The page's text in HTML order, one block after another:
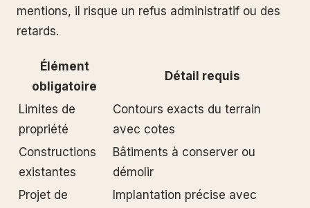
mentions, il risque un refus administratif ou des
retards.
Élément
obligatoire
Détail requis
Limites de
propriété
Contours exacts du terrain
avec cotes
Constructions
existantes
Bâtiments à conserver ou
démolir
Projet de
Implantation précise avec